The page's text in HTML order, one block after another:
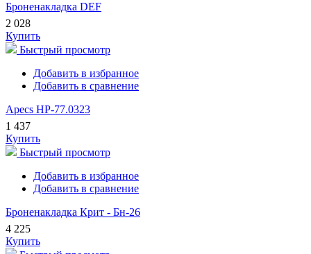
Броненакладка DEF
2 028
Купить
Быстрый просмотр
Добавить в избранное
Добавить в сравнение
Apecs HP-77.0323
1 437
Купить
Быстрый просмотр
Добавить в избранное
Добавить в сравнение
Броненакладка Крит - Бн-26
4 225
Купить